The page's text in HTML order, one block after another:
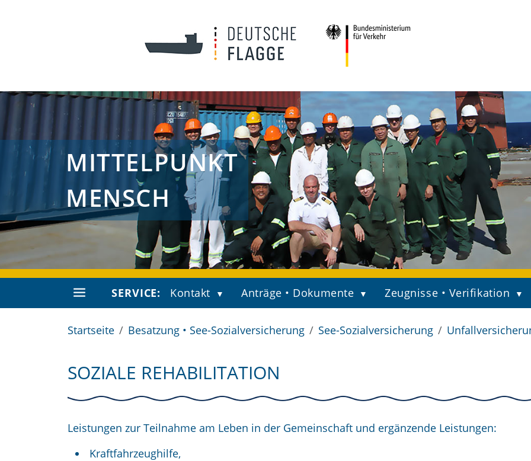
MITTELPUNKT
MENSCH
SERVICE: Kontakt Anträge • Dokumente Zeugnisse • Verifikation
Startseite Besatzung • See-Sozialversicherung See-Sozialversicherung
SOZIALE REHABILITATION
Leistungen zur Teilnahme am Leben in der Gemeinschaft und ergänzende Leistungen:
Kraftfahrzeughilfe,